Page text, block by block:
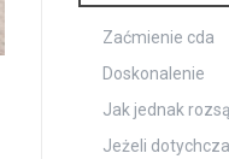
Zaćmienie cda
Doskonalenie
Jak jednak
Jeżeli